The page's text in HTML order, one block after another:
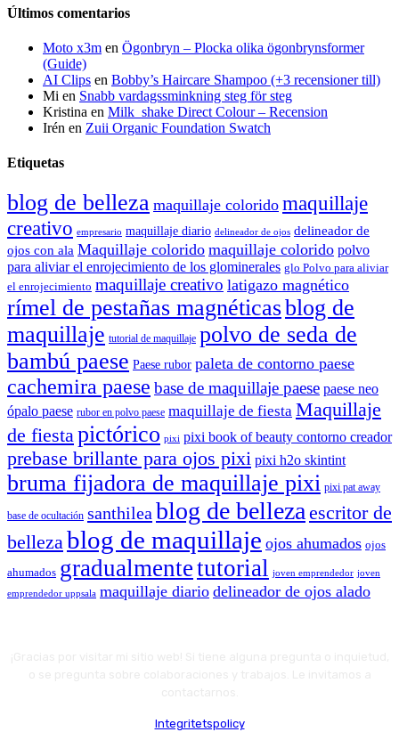
Últimos comentarios
Moto x3m en Ögonbryn – Plocka olika ögonbrynsformer
(Guide)
AI Clips en Bobby’s Haircare Shampoo (+3 recensioner till)
Mi en Snabb vardagssminkning steg för steg
Kristina en Milk_shake Direct Colour – Recension
Irén en Zuii Organic Foundation Swatch
Etiquetas
blog de belleza maquillaje colorido maquillaje
creativo empresario maquillaje diario delineador de ojos delineador de
ojos con ala Maquillaje colorido maquillaje colorido polvo
para aliviar el enrojecimiento de los glominerales glo Polvo para aliviar
el enrojecimiento maquillaje creativo latigazo magnético
rímel de pestañas magnéticasblog de
maquillaje tutorial de maquillaje polvo de seda de
bambú paese Paese rubor paleta de contorno paese
cachemira paese base de maquillaje paese paese neo
ópalo paese rubor en polvo paese maquillaje de fiesta Maquillaje
de fiestapictórico pixi pixi book of beauty contorno creador
prebase brillante para ojos pixi pixi h2o skintint
bruma fijadora de maquillaje pixi pixi pat away
base de ocultación santhileablog de bellezaescritor de
bellezablog de maquillaje ojos ahumados ojos
ahumados gradualmentetutorial joven emprendedor joven
emprendedor uppsala maquillaje diario delineador de ojos alado
Integritetspolicy